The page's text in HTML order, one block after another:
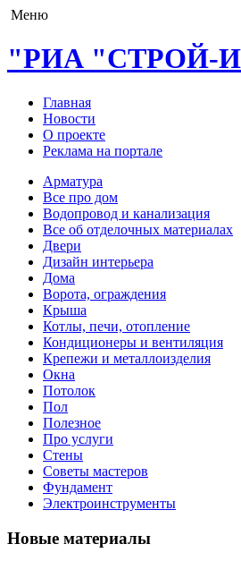
Меню
"РИА "СТРОЙ-
Главная
Новости
О проекте
Реклама на портале
Арматура
Все про дом
Водопровод и канализация
Все об отделочных материалах
Двери
Дизайн интерьера
Дома
Ворота, ограждения
Крыша
Котлы, печи, отопление
Кондиционеры и вентиляция
Крепежи и металлоизделия
Окна
Потолок
Пол
Полезное
Про услуги
Стены
Советы мастеров
Фундамент
Электроинструменты
Новые материалы